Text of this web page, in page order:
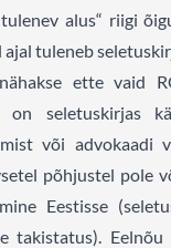
alus“ riigi
ajal tuleneb
ette vaid
on seletuskirjas
või advokaadi
põhjustel pole
Eestisse
takistatus). Eelnõu